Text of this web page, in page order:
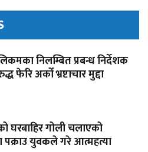
निलम्बित प्रबन्ध निर्देशक
फेरि अर्को भ्रष्टाचार मुद्दा
घरबाहिर गोली चलाएको
पक्राउ युवकले गरे आत्महत्या